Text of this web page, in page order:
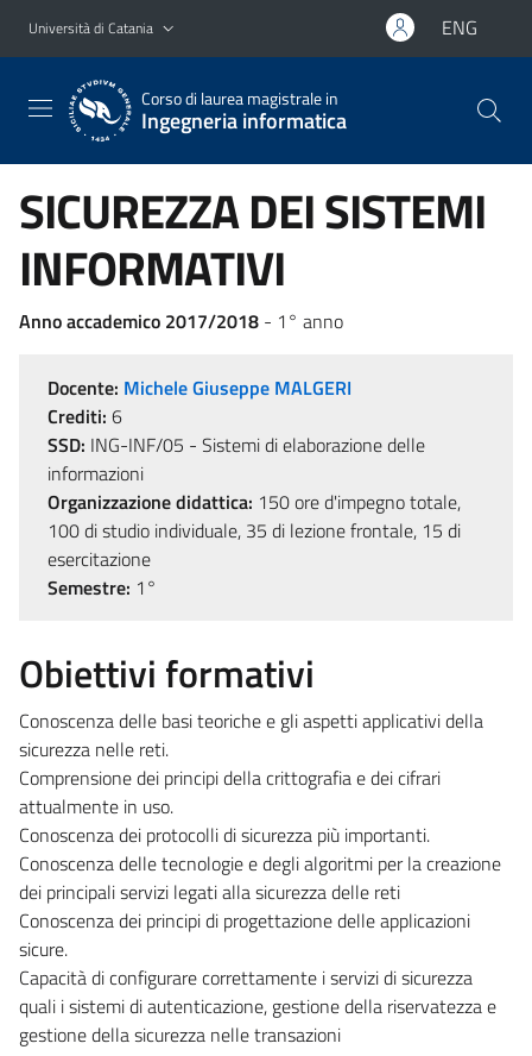
Vai al contenuto principale
Vai al menu di navigazione
Università di Catania ENG
Corso di laurea magistrale in
Ingegneria informatica
SICUREZZA DEI SISTEMI
INFORMATIVI
Anno accademico 2017/2018 - 1° anno
Docente: Michele Giuseppe MALGERI
Crediti: 6
SSD: ING-INF/05 - Sistemi di elaborazione delle
informazioni
Organizzazione didattica: 150 ore d'impegno totale,
100 di studio individuale, 35 di lezione frontale, 15 di
esercitazione
Semestre: 1°
Obiettivi formativi
Conoscenza delle basi teoriche e gli aspetti applicativi della
sicurezza nelle reti.
Comprensione dei principi della crittografia e dei cifrari
attualmente in uso.
Conoscenza dei protocolli di sicurezza più importanti.
​Conoscenza delle tecnologie e degli algoritmi per la creazione
dei principali servizi legati alla sicurezza delle reti
​Conoscenza dei principi di progettazione delle applicazioni
sicure.
​Capacità di configurare correttamente i servizi di sicurezza
quali i sistemi di autenticazione, gestione della riservatezza e
gestione della sicurezza nelle transazioni